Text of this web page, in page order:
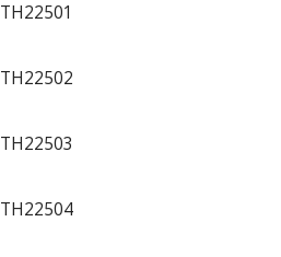
TH22501
TH22502
TH22503
TH22504